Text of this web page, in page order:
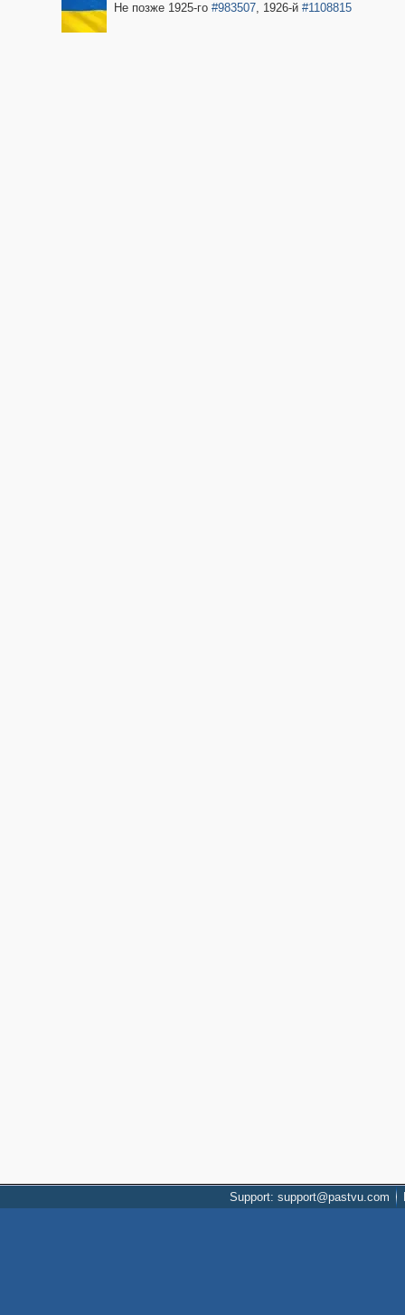
Не позже 1925-го #983507, 1926-й #1108815
Support: support@pastvu.com